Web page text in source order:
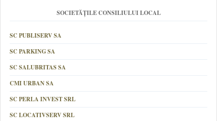
SOCIETĂȚILE CONSILIULUI LOCAL
SC PUBLISERV SA
SC PARKING SA
SC SALUBRITAS SA
CMI URBAN SA
SC PERLA INVEST SRL
SC LOCATIVSERV SRL